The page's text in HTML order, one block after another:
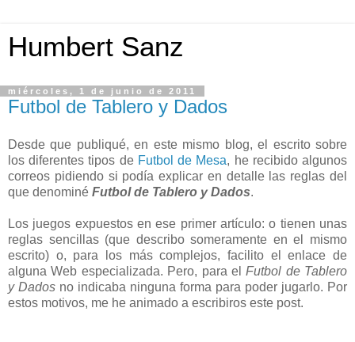
Humbert Sanz
miércoles, 1 de junio de 2011
Futbol de Tablero y Dados
Desde que publiqué, en este mismo blog, el escrito sobre
los diferentes tipos de Futbol de Mesa, he recibido algunos
correos pidiendo si podía explicar en detalle las reglas del
que denominé Futbol de Tablero y Dados.
Los juegos expuestos en ese primer artículo: o tienen unas
reglas sencillas (que describo someramente en el mismo
escrito) o, para los más complejos, facilito el enlace de
alguna Web especializada. Pero, para elFutbol de Tablero
y Dados no indicaba ninguna forma para poder jugarlo. Por
estos motivos, me he animado a escribiros este post.